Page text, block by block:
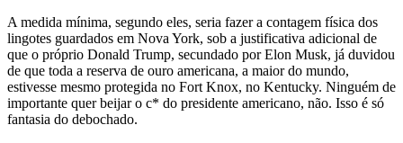
A medida mínima, segundo eles, seria fazer a contagem física dos
lingotes guardados em Nova York, sob a justificativa adicional de
que o próprio Donald Trump, secundado por Elon Musk, já duvidou
de que toda a reserva de ouro americana, a maior do mundo,
estivesse mesmo protegida no Fort Knox, no Kentucky. Ninguém de
importante quer beijar o c* do presidente americano, não. Isso é só
fantasia do debochado.